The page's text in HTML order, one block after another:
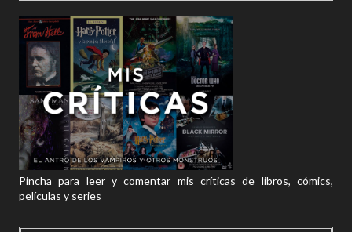
Pincha para leer y comentar mis críticas de libros, cómics,
películas y series